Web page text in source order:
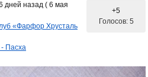
дней назад ( 6 мая
«Фарфор Хрусталь
- Пасха
+5
Голосов: 5